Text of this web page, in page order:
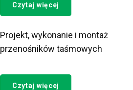
Czytaj więcej
Projekt, wykonanie i montaż
przenośników taśmowych
Czytaj więcej